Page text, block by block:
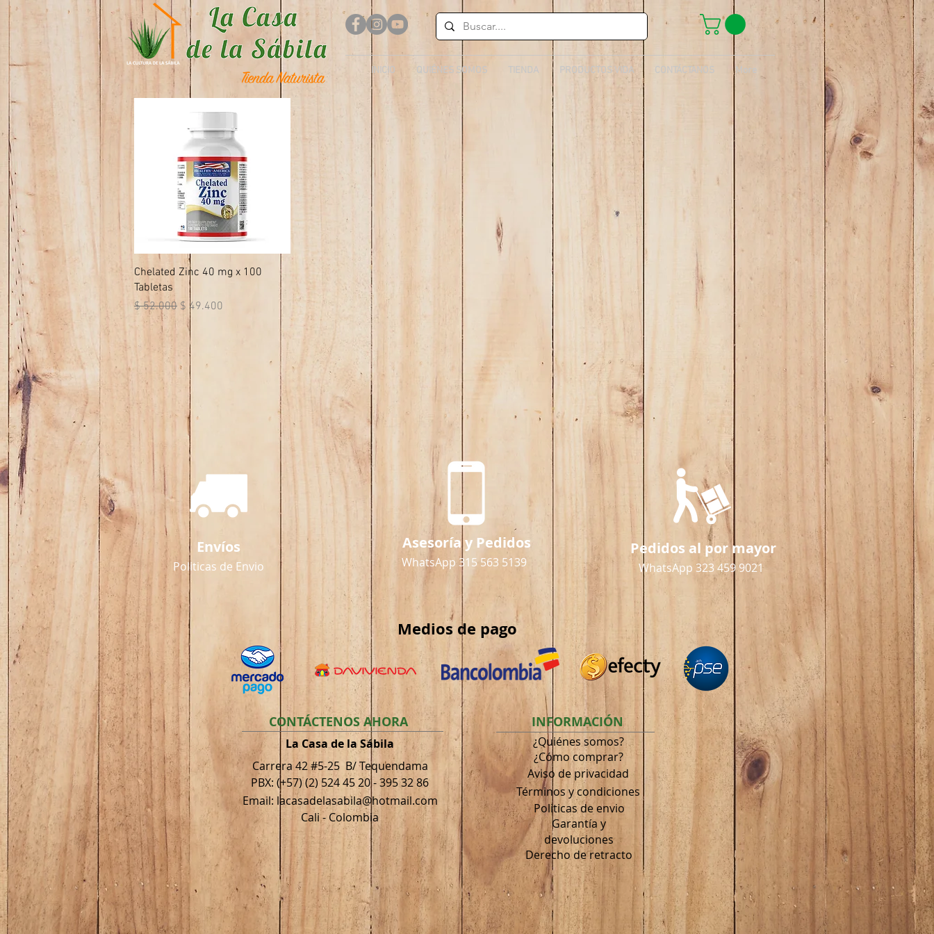
INICIO QUIÉNES SOMOS TIENDA PRODUCTOS VIDA CONTÁCTANOS More
Vista rápida
Chelated Zinc 40 mg x 100
Tabletas
Precio
$ 52.000 Precio de oferta
$ 49.400
Envíos
Politicas de Envio
Pedidos al por mayor
WhatsApp 323 459 9021
Asesoría y Pedidos
WhatsApp 315 563 5139
Medios de pago
CONTÁCTENOS AHORA
La Casa de la Sábila
Carrera 42 #5-25 B/ Tequendama
PBX: (+57) (2) 524 45 20 - 395 32 86
Email: lacasadelasabila@hotmail.com
Cali - Colombia
INFORMACIÓN
¿Quiénes somos?
¿Cómo comprar?
Aviso de privacidad
Términos y condiciones
Politicas de envio
Garantía y
devoluciones
Derecho de retracto